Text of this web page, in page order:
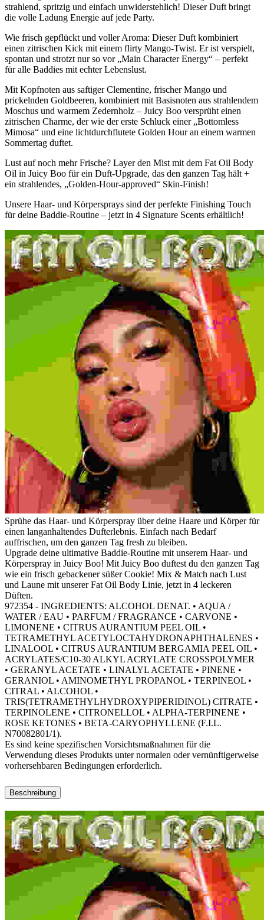
strahlend, spritzig und einfach unwiderstehlich! Dieser Duft bringt
die volle Ladung Energie auf jede Party.
Wie frisch gepflückt und voller Aroma: Dieser Duft kombiniert
einen zitrischen Kick mit einem flirty Mango-Twist. Er ist verspielt,
spontan und strotzt nur so vor „Main Character Energy“ – perfekt
für alle Baddies mit echter Lebenslust.
Mit Kopfnoten aus saftiger Clementine, frischer Mango und
prickelnden Goldbeeren, kombiniert mit Basisnoten aus strahlendem
Moschus und warmem Zedernholz – Juicy Boo versprüht einen
zitrischen Charme, der wie der erste Schluck einer „Bottomless
Mimosa“ und eine lichtdurchflutete Golden Hour an einem warmen
Sommertag duftet.
Lust auf noch mehr Frische? Layer den Mist mit dem Fat Oil Body
Oil in Juicy Boo für ein Duft-Upgrade, das den ganzen Tag hält +
ein strahlendes, „Golden-Hour-approved“ Skin-Finish!
Unsere Haar- und Körpersprays sind der perfekte Finishing Touch
für deine Baddie-Routine – jetzt in 4 Signature Scents erhältlich!
Sprühe das Haar- und Körperspray über deine Haare und Körper für
einen langanhaltendes Dufterlebnis. Einfach nach Bedarf
auffrischen, um den ganzen Tag fresh zu bleiben.
Upgrade deine ultimative Baddie-Routine mit unserem Haar- und
Körperspray in Juicy Boo! Mit Juicy Boo duftest du den ganzen Tag
wie ein frisch gebackener süßer Cookie! Mix & Match nach Lust
und Laune mit unserer Fat Oil Body Linie, jetzt in 4 leckeren
Düften.
972354 - INGREDIENTS: ALCOHOL DENAT. • AQUA /
WATER / EAU • PARFUM / FRAGRANCE • CARVONE •
LIMONENE • CITRUS AURANTIUM PEEL OIL •
TETRAMETHYL ACETYLOCTAHYDRONAPHTHALENES •
LINALOOL • CITRUS AURANTIUM BERGAMIA PEEL OIL •
ACRYLATES/C10-30 ALKYL ACRYLATE CROSSPOLYMER
• GERANYL ACETATE • LINALYL ACETATE • PINENE •
GERANIOL • AMINOMETHYL PROPANOL • TERPINEOL •
CITRAL • ALCOHOL •
TRIS(TETRAMETHYLHYDROXYPIPERIDINOL) CITRATE •
TERPINOLENE • CITRONELLOL • ALPHA-TERPINENE •
ROSE KETONES • BETA-CARYOPHYLLENE (F.I.L.
N70082801/1).
Es sind keine spezifischen Vorsichtsmaßnahmen für die
Verwendung dieses Produkts unter normalen oder vernünftigerweise
vorhersehbaren Bedingungen erforderlich.
Beschreibung